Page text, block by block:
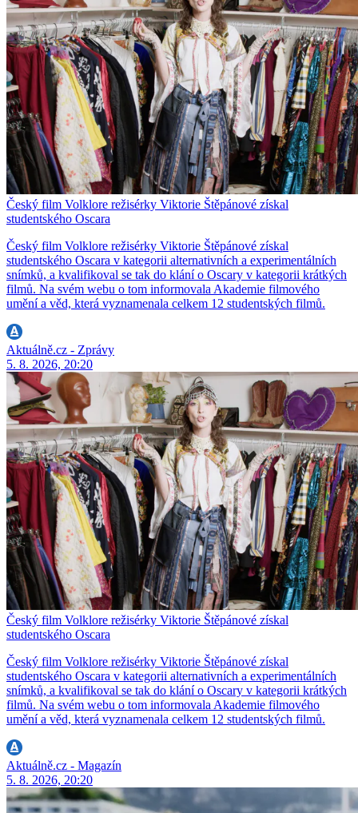
Český film Volklore režisérky Viktorie Štěpánové získal
studentského Oscara
Český film Volklore režisérky Viktorie Štěpánové získal
studentského Oscara v kategorii alternativních a experimentálních
snímků, a kvalifikoval se tak do klání o Oscary v kategorii krátkých
filmů. Na svém webu o tom informovala Akademie filmového
umění a věd, která vyznamenala celkem 12 studentských filmů.
Aktuálně.cz - Zprávy
5. 8. 2026, 20:20
Český film Volklore režisérky Viktorie Štěpánové získal
studentského Oscara
Český film Volklore režisérky Viktorie Štěpánové získal
studentského Oscara v kategorii alternativních a experimentálních
snímků, a kvalifikoval se tak do klání o Oscary v kategorii krátkých
filmů. Na svém webu o tom informovala Akademie filmového
umění a věd, která vyznamenala celkem 12 studentských filmů.
Aktuálně.cz - Magazín
5. 8. 2026, 20:20